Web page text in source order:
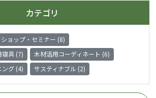
カテゴリ
ショップ・セミナー (8)
寝具 (7)
木材活用コーディネート (6)
グ (4)
サスティナブル (2)